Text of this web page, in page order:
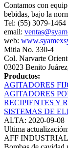
Contamos con
bebidas, bajo la
Tel: (55) 3079-1464
email:
web:
Mitla No. 330-4
Col. Narvarte
03023 Benito
Productos:
AGITADORES
AGITADORES
RECIPIENTES Y
SISTEMAS DE
ALTA: 2020-09-08
Ultima
AFF